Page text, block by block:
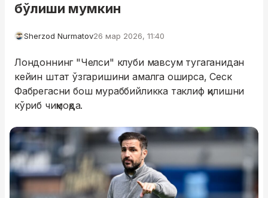
бўлиши мумкин
Sherzod Nurmatov26 мар 2026, 11:40
Лондоннинг "Челси" клуби мавсум тугаганидан
кейин штат ўзгаришини амалга оширса, Сеск
Фабрегасни бош мураббийликка таклиф қилишни
кўриб чиқмоқда.